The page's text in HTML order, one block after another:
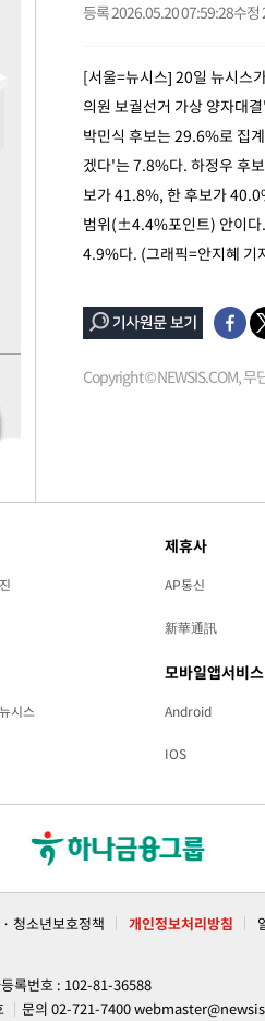
등록 2026.05.20 07:59:28수정
[서울=뉴시스] 20일 뉴시스
의원 보궐선거 가상 양자대
박민식 후보는 29.6%로 집
겠다'는 7.8%다. 하정우 후
보가 41.8%, 한 후보가
범위(±4.4%포인트) 안이다
4.9%다. (그래픽=안지혜 기
Copyright © NEWSIS.COM, 무
시스
제휴사
AP통신
新華通訊
모바일앱서비스
Android
IOS
청소년보호정책 개인정보처리방침
록번호 : 102-81-36588
문의 02-721-7400